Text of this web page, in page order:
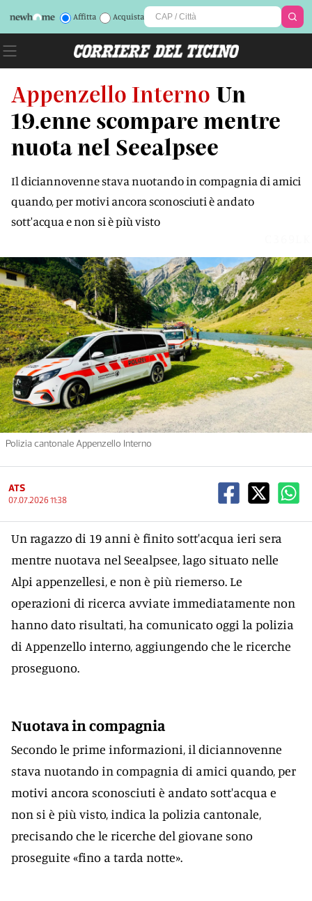
Affitta Acquista
Appenzello Interno Un
19.enne scompare mentre
nuota nel Seealpsee
Il diciannovenne stava nuotando in compagnia di amici
quando, per motivi ancora sconosciuti è andato
sott'acqua e non si è più visto
Polizia cantonale Appenzello Interno
ATS
07.07.2026 11:38
Un ragazzo di 19 anni è finito sott'acqua ieri sera
mentre nuotava nel Seealpsee, lago situato nelle
Alpi appenzellesi, e non è più riemerso. Le
operazioni di ricerca avviate immediatamente non
hanno dato risultati, ha comunicato oggi la polizia
di Appenzello interno, aggiungendo che le ricerche
proseguono.
Nuotava in compagnia
Secondo le prime informazioni, il diciannovenne
stava nuotando in compagnia di amici quando, per
motivi ancora sconosciuti è andato sott'acqua e
non si è più visto, indica la polizia cantonale,
precisando che le ricerche del giovane sono
proseguite «fino a tarda notte».